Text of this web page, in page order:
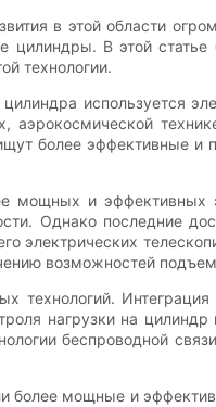
в этой области
цилиндры. В этой статье
технологии.
используется
аэрокосмической
более эффективные и
мощных и эффективных
Однако последние
электрических
возможностей
технологий.
нагрузки на цилиндр
беспроводной
более мощные и